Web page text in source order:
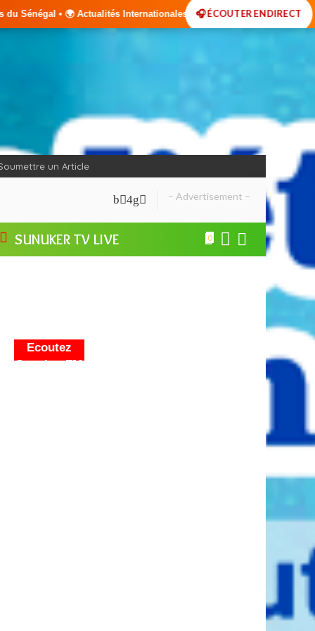
Internationales • 🎙️ Débats • 🎤 Interviews Exclusives • ⚽ Sport
🎧 ÉCOUTER EN DIRECT
un Article
– Advertisement –
SUNUKER TV LIVE 0
Ecoutez
Sunuker FM